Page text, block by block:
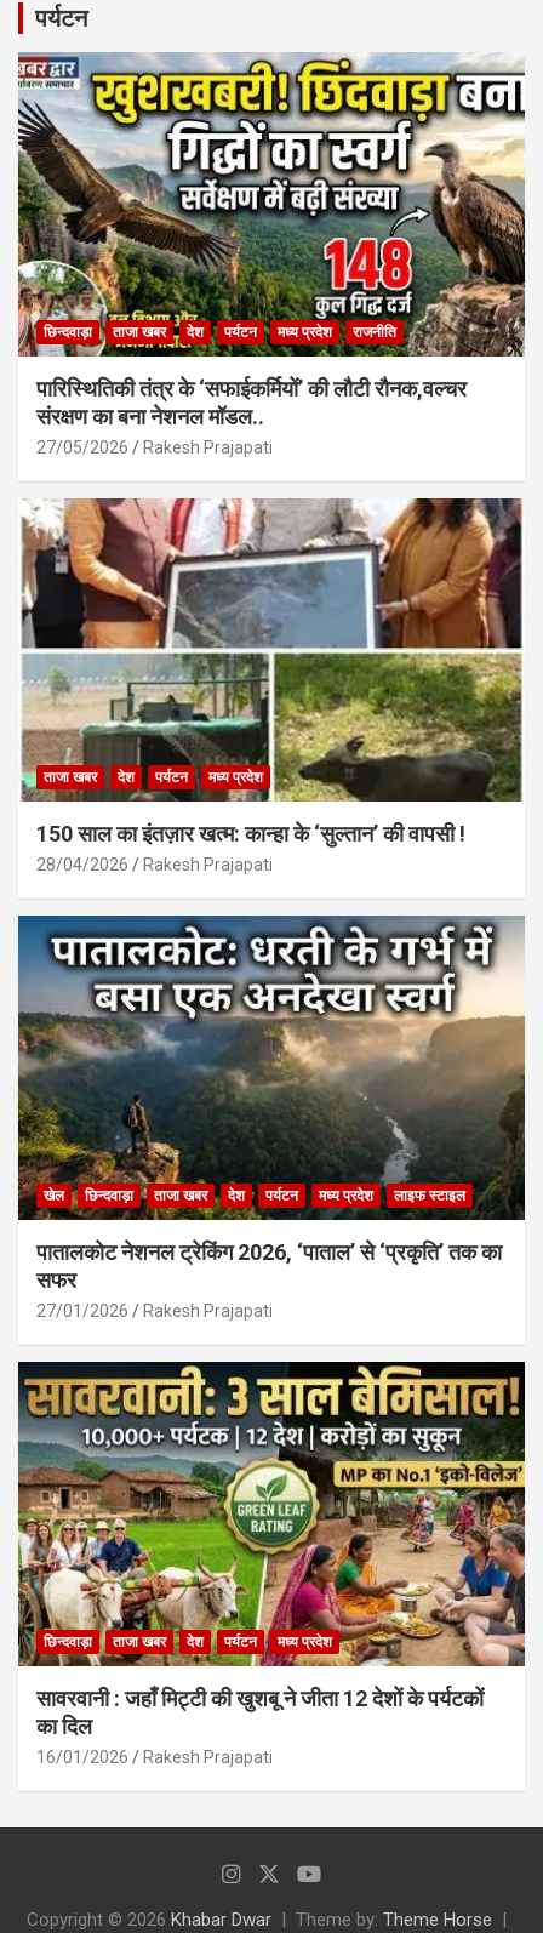
b
o
o
k
A
p
p
पर्यटन
छिन्दवाड़ा ताजा खबर देश पर्यटन मध्य प्रदेश राजनीति
पारिस्थितिकी तंत्र के ‘सफाईकर्मियों’ की लौटी रौनक,वल्चर
संरक्षण का बना नेशनल मॉडल..
27/05/2026 Rakesh Prajapati
ताजा खबर देश पर्यटन मध्य प्रदेश
150 साल का इंतज़ार खत्म: कान्हा के ‘सुल्तान’ की वापसी !
28/04/2026 Rakesh Prajapati
खेल छिन्दवाड़ा ताजा खबर देश पर्यटन मध्य प्रदेश लाइफ स्टाइल
पातालकोट नेशनल ट्रेकिंग 2026, ‘पाताल’ से ‘प्रकृति’ तक का
सफर
27/01/2026 Rakesh Prajapati
छिन्दवाड़ा ताजा खबर देश पर्यटन मध्य प्रदेश
सावरवानी : जहाँ मिट्टी की खुशबू ने जीता 12 देशों के पर्यटकों
का दिल
16/01/2026 Rakesh Prajapati
Copyright © 2026 Khabar Dwar Theme by: Theme Horse